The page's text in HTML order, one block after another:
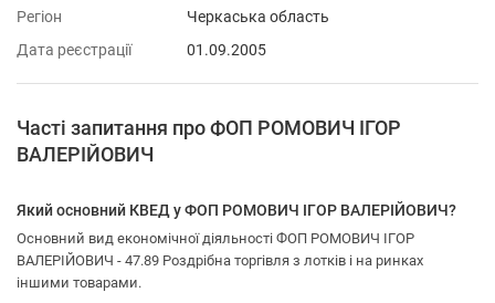
Регіон
Черкаська область
Дата реєстрації
01.09.2005
Часті запитання про ФОП РОМОВИЧ ІГОР
ВАЛЕРІЙОВИЧ
Який основний КВЕД у ФОП РОМОВИЧ ІГОР ВАЛЕРІЙОВИЧ?
Основний вид економічної діяльності ФОП РОМОВИЧ ІГОР
ВАЛЕРІЙОВИЧ - 47.89 Роздрібна торгівля з лотків і на ринках
іншими товарами.